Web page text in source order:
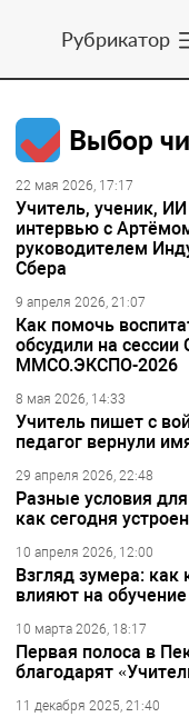
Рубрикатор
Выбор
22 мая 2026, 17:17
Учитель, ученик,
интервью с
руководителем
Сбера
9 апреля 2026, 21:07
Как помочь
обсудили на сессии
ММСО.ЭКСПО-2026
8 мая 2026, 14:33
Учитель пишет с
педагог вернули
29 апреля 2026, 22:48
Разные условия
как сегодня
10 апреля 2026, 12:00
Взгляд зумера:
влияют на обучение
10 марта 2026, 18:17
Первая полоса в
благодарят
11 декабря 2025, 21:40